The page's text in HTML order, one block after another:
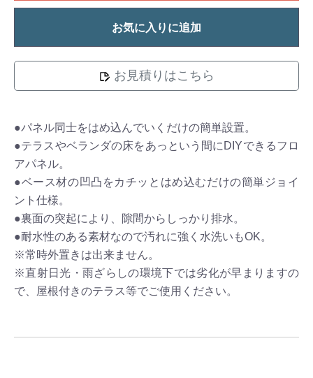
お気に入りに追加
お見積りはこちら
●パネル同士をはめ込んでいくだけの簡単設置。
●テラスやベランダの床をあっという間にDIYできるフロ
アパネル。
●ベース材の凹凸をカチッとはめ込むだけの簡単ジョイ
ント仕様。
●裏面の突起により、隙間からしっかり排水。
●耐水性のある素材なので汚れに強く水洗いもOK。
※常時外置きは出来ません。
※直射日光・雨ざらしの環境下では劣化が早まりますの
で、屋根付きのテラス等でご使用ください。